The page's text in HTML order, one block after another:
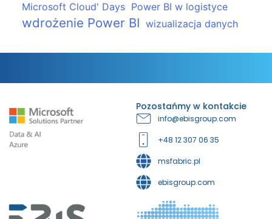
Microsoft Cloud' Days Power BI w logistyce
wdrożenie Power BI wizualizacja danych
Pozostańmy w kontakcie
info@ebisgroup.com
+48 12 307 06 35
msfabric.pl
ebisgroup.com